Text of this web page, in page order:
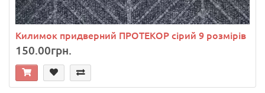
Килимок придверний ПРОТЕКОР сірий 9 розмірів
150.00грн.